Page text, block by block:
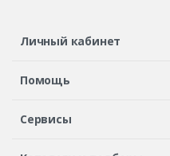
Личный кабинет
Регистрация или вход
Помощь
Шины в кредит
Сервисы